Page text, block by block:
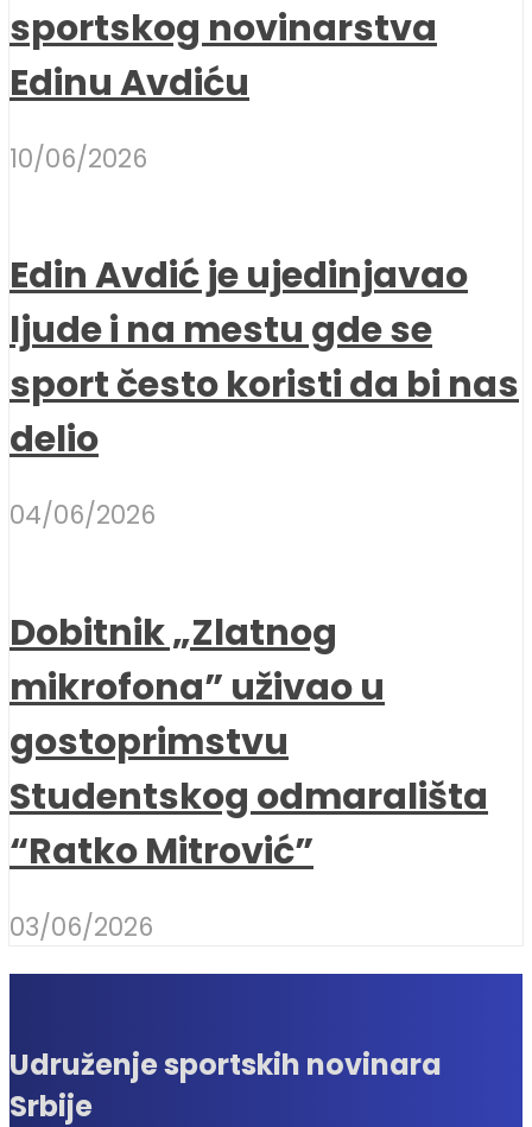
sportskog novinarstva
Edinu Avdiću
10/06/2026
Edin Avdić je ujedinjavao
ljude i na mestu gde se
sport često koristi da bi nas
delio
04/06/2026
Dobitnik „Zlatnog
mikrofona” uživao u
gostoprimstvu
Studentskog odmarališta
“Ratko Mitrović”
03/06/2026
Udruženje sportskih novinara
Srbije